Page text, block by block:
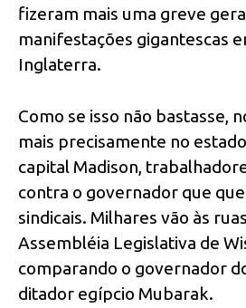
fizeram mais uma greve
manifestações gigantescas
Inglaterra.
Como se isso não bastasse,
mais precisamente no
capital Madison,
contra o governador que
sindicais. Milhares vão às
Assembléia Legislativa de
comparando o governador
ditador egípcio Mubarak.